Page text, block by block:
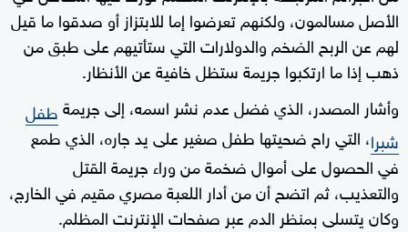
الأصل مسالمون، ولكنهم تعرضوا إما للابتزاز أو صدقوا ما قيل
لهم عن الربح الضخم والدولارات التي ستأتيهم على طبق من
ذهب إذا ما ارتكبوا جريمة ستظل خافية عن الأنظار.
وأشار المصدر، الذي فضل عدم نشر اسمه، إلى جريمةطفل
شبرا، التي راح ضحيتها طفل صغير على يد جاره، الذي طمع
في الحصول على أموال ضخمة من وراء جريمة القتل
والتعذيب، ثم اتضح أن من أدار اللعبة مصري مقيم في الخارج،
وكان يتسلى بمنظر الدم عبر صفحات الإنترنت المظلم.